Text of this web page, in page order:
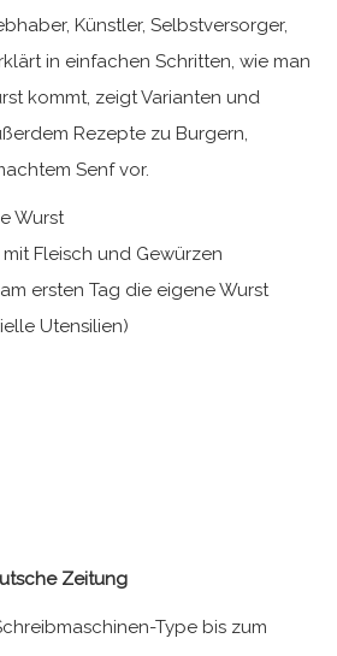
Künstler, Selbstversorger,
in einfachen Schritten, wie man
kommt, zeigt Varianten und
Rezepte zu Burgern,
Senf vor.
Wurst
Fleisch und Gewürzen
ersten Tag die eigene Wurst
Utensilien)
Zeitung
Type bis zum